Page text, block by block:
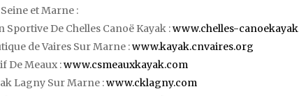
et Marne :
Sportive De Chelles Canoë Kayak :www.chelles-
de Vaires Sur Marne :www.kayak.cnvaires.org
De Meaux :www.csmeauxkayak.com
Lagny Sur Marne :www.cklagny.com